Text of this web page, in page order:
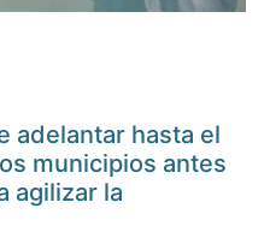
adelantar hasta el
municipios antes
agilizar la